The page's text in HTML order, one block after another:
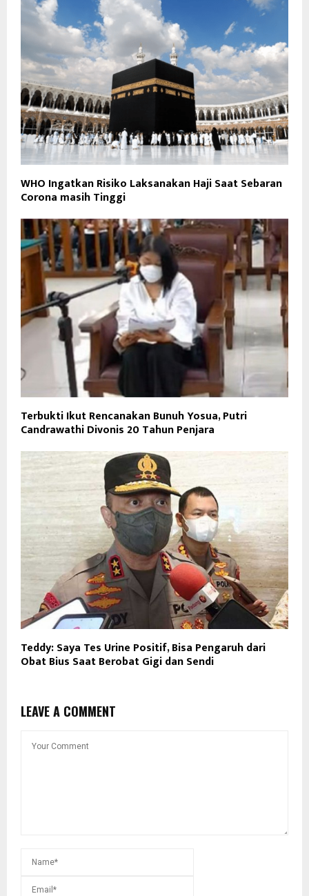
WHO Ingatkan Risiko Laksanakan Haji Saat Sebaran
Corona masih Tinggi
Terbukti Ikut Rencanakan Bunuh Yosua, Putri
Candrawathi Divonis 20 Tahun Penjara
Teddy: Saya Tes Urine Positif, Bisa Pengaruh dari
Obat Bius Saat Berobat Gigi dan Sendi
LEAVE A COMMENT